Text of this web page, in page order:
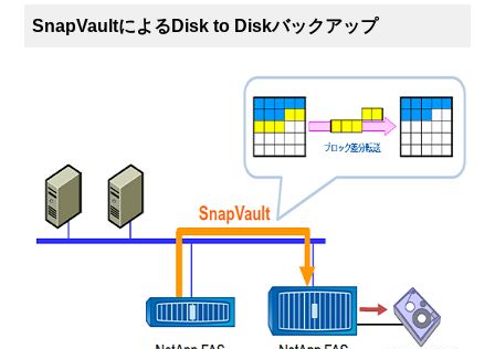
SnapVaultによるDisk to Diskバックアップ